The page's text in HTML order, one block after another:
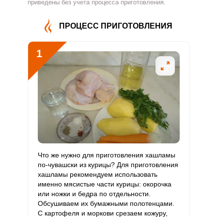
351.9 мг 500 мг 4.3 17.6
Витамин
В5
Витамин
В6
3.2 мг 2 мг 9.8 40.5
Витамин
В9
92.2 мкг 400 мкг 1.4
Витамин
2.4 мкг 4.8 20
Витамин
С
77.7 мкг 90 мкг 5.2 21.6
Витамин
D
Витамин
приведены без учета процесса приготовления.
ПРОЦЕСС ПРИГОТОВЛЕНИЯ
1
Что же нужно для приготовления хашламы
по-чувашски из курицы? Для приготовления
хашламы рекомендуем использовать
именно мясистые части курицы: окорочка
или ножки и бедра по отдельности.
Обсушиваем их бумажными полотенцами.
С картофеля и моркови срезаем кожуру,